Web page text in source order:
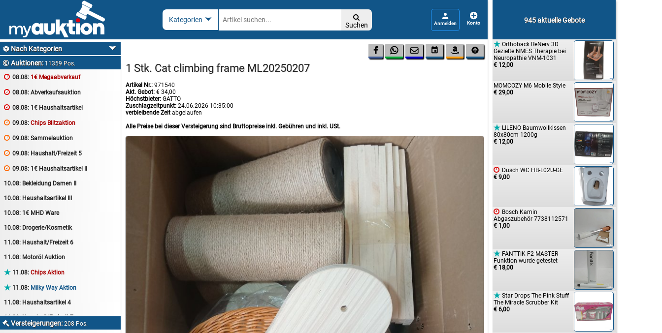

Suchen
 
 Nach Kategorien
 Auktionen: 11359 Pos.
 08.08: 1€ Megaabverkauf
 08.08: Abverkaufsauktion
 08.08: 1€ Haushaltsartikel
 09.08: Chips Blitzaktion
 09.08: Sammelauktion
 09.08: Haushalt/Freizeit 5
 09.08: 1€ Haushaltsartikel II
10.08: Bekleidung Damen II
10.08: Haushaltsartikel III
10.08: 1€ MHD Ware
10.08: Drogerie/Kosmetik
11.08: Haushalt/Freizeit 6
11.08: Motoröl Auktion
 11.08: Chips Aktion
 11.08: Milky Way Aktion
11.08: Haushaltsartikel 4
11.08:Haushalt/Freizeit 7
 Versteigerungen:208 Pos.
945 aktuelle Gebote
 Orthoback ReNerv 3D
Gezielte NMES Therapie bei
Neuropathie VNM-1031
€ 12,00
MOMCOZY M6 Mobile Style
€ 29,00
 LILENO Baumwollkissen
80x80cm 1200g
€ 12,00
 Dusch WC HB-L02U-GE
€ 9,00
 Bosch Kamin
Abgaszubehör 7738112571
€ 1,00
 FANTTIK F2 MASTER
Funktion wurde getestet
€ 18,00
 Star Drops The Pink Stuff
The Miracle Scrubber Kit
€ 6,00
     
1 Stk. Cat climbing frame ML20250207
Artikel Nr.: 971540
Akt. Gebot: € 34,00
Höchstbieter: GATTO
Zuschlagzeitpunkt: 24.06.2026 10:35:00
verbleibende Zeit abgelaufen
Alle Preise bei dieser Versteigerung sind Bruttopreise inkl. Gebühren und inkl. USt.